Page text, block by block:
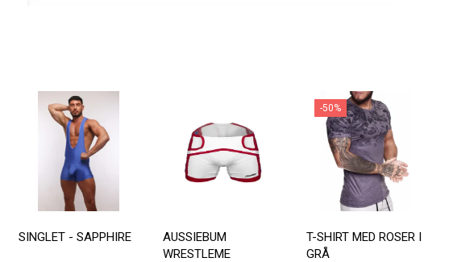
SINGLET - SAPPHIRE
AUSSIEBUM
WRESTLEME
-50%
T-SHIRT MED ROSER I
GRÅ